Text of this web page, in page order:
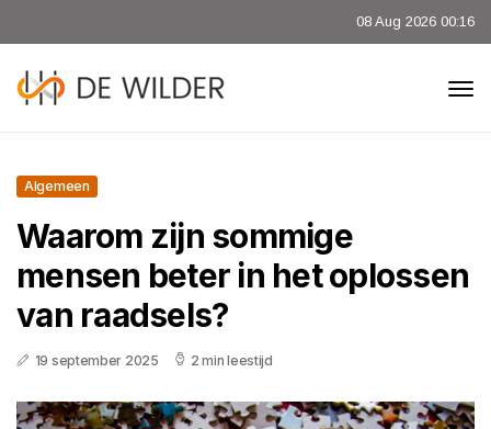
08 Aug 2026 00:16
Algemeen
Waarom zijn sommige
mensen beter in het oplossen
van raadsels?
19 september 2025 2 min leestijd